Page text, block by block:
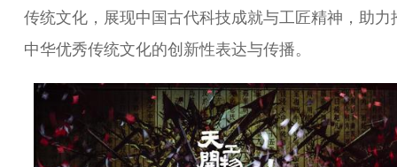
传统文化，展现中国古代科技成就与工匠精神，助力
中华优秀传统文化的创新性表达与传播。